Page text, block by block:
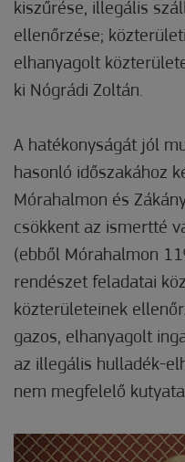
kiszűrése, illegális
ellenőrzése;
elhanyagolt
ki Nógrádi Zoltán.
A hatékonyságát jól
hasonló időszakához
Mórahalmon és
csökkent az ismertté
(ebből Mórahalmon
rendészet feladatai
közterületeinek
gazos, elhanyagolt
az illegális hulladék-
nem megfelelő